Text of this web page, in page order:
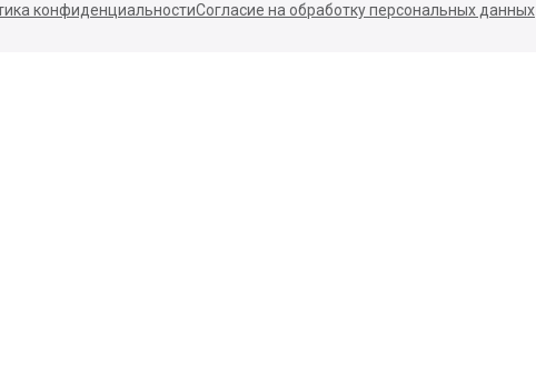
конфиденциальностиСогласие на обработку персональных данных